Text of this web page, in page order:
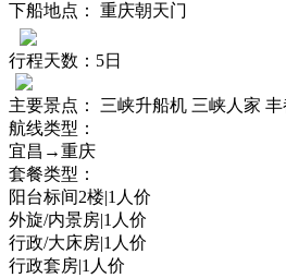
下船地点： 重庆朝天门
行程天数： 5日
主要景点：
三峡升船机 三峡人家
航线类型：
宜昌→重庆
套餐类型：
阳台标间2楼|1人价
外旋/内景房|1人价
行政/大床房|1人价
行政套房|1人价